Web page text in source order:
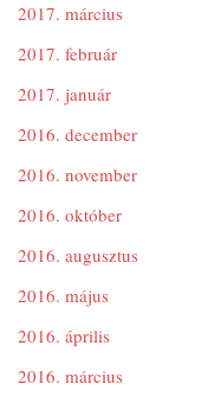
2017. március
2017. február
2017. január
2016. december
2016. november
2016. október
2016. augusztus
2016. május
2016. április
2016. március